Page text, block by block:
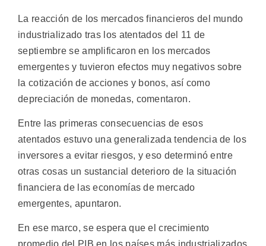
La reacción de los mercados financieros del mundo
industrializado tras los atentados del 11 de
septiembre se amplificaron en los mercados
emergentes y tuvieron efectos muy negativos sobre
la cotización de acciones y bonos, así como
depreciación de monedas, comentaron.
Entre las primeras consecuencias de esos
atentados estuvo una generalizada tendencia de los
inversores a evitar riesgos, y eso determinó entre
otras cosas un sustancial deterioro de la situación
financiera de las economías de mercado
emergentes, apuntaron.
En ese marco, se espera que el crecimiento